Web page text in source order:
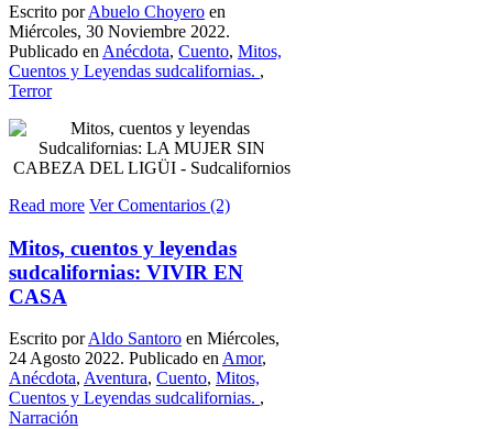
Escrito porAbuelo Choyero en
Miércoles, 30 Noviembre 2022.
Publicado en Anécdota, Cuento, Mitos,
Cuentos y Leyendas sudcalifornias. ,
Terror
Read more Ver Comentarios (2)
Mitos, cuentos y leyendas
sudcalifornias: VIVIR EN
CASA
Escrito porAldo Santoro en Miércoles,
24 Agosto 2022. Publicado en Amor,
Anécdota, Aventura, Cuento, Mitos,
Cuentos y Leyendas sudcalifornias. ,
Narración